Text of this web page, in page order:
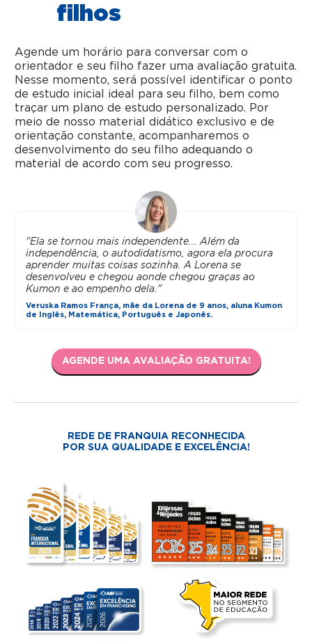
filhos
Agende um horário para conversar com o
orientador e seu filho fazer uma avaliação gratuita.
Nesse momento, será possível identificar o ponto
de estudo inicial ideal para seu filho, bem como
traçar um plano de estudo personalizado. Por
meio de nosso material didático exclusivo e de
orientação constante, acompanharemos o
desenvolvimento do seu filho adequando o
material de acordo com seu progresso.
"Ela se tornou mais independente... Além da
independência, o autodidatismo, agora ela procura
aprender muitas coisas sozinha. A Lorena se
desenvolveu e chegou aonde chegou graças ao
Kumon e ao empenho dela."
Veruska Ramos França, mãe da Lorena de 9 anos, aluna Kumon
de Inglês, Matemática, Português e Japonês.
AGENDE UMA AVALIAÇÃO GRATUITA!
REDE DE FRANQUIA RECONHECIDA
POR SUA QUALIDADE E EXCELÊNCIA!